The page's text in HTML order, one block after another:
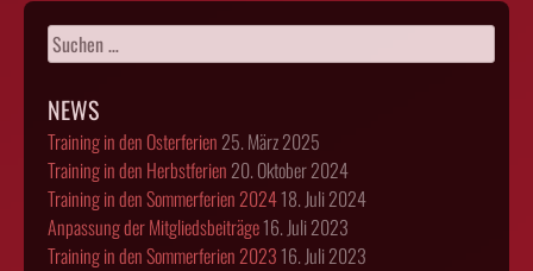
Suchen
nach:
NEWS
Training in den Osterferien25. März 2025
Training in den Herbstferien20. Oktober 2024
Training in den Sommerferien 202418. Juli 2024
Anpassung der Mitgliedsbeiträge16. Juli 2023
Training in den Sommerferien 2023 16. Juli 2023